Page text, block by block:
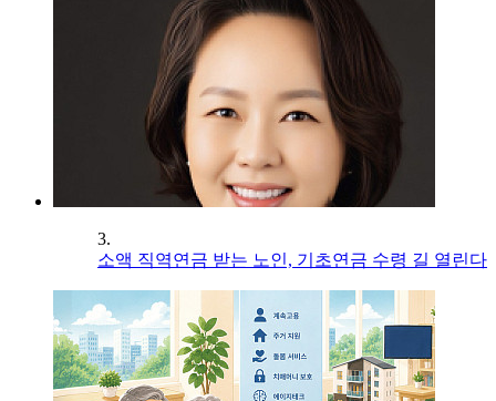
3.
소액 직역연금 받는 노인, 기초연금 수령 길 열린다